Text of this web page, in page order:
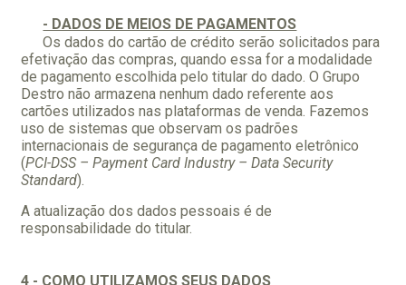
- DADOS DE MEIOS DE PAGAMENTOS
Os dados do cartão de crédito serão solicitados para
efetivação das compras, quando essa for a modalidade
de pagamento escolhida pelo titular do dado. O Grupo
Destro não armazena nenhum dado referente aos
cartões utilizados nas plataformas de venda. Fazemos
uso de sistemas que observam os padrões
internacionais de segurança de pagamento eletrônico
(PCI-DSS – Payment Card Industry – Data Security
Standard).
A atualização dos dados pessoais é de
responsabilidade do titular.
4 - COMO UTILIZAMOS SEUS DADOS